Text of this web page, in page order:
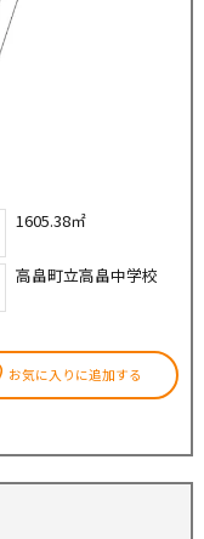
1605.38㎡
高畠町立高畠中学校
お気に入りに追加する